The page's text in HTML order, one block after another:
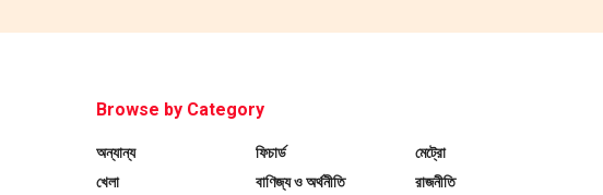
Browse by Category
অন্যান্য
খেলা
ফিচার্ড
বাণিজ্য ও অর্থনীতি
মেট্রো
রাজনীতি